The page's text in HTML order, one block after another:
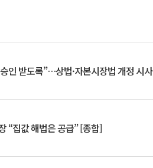
인 받도록”…상법·자본시장법 개정 시사
“집값 해법은 공급” [종합]